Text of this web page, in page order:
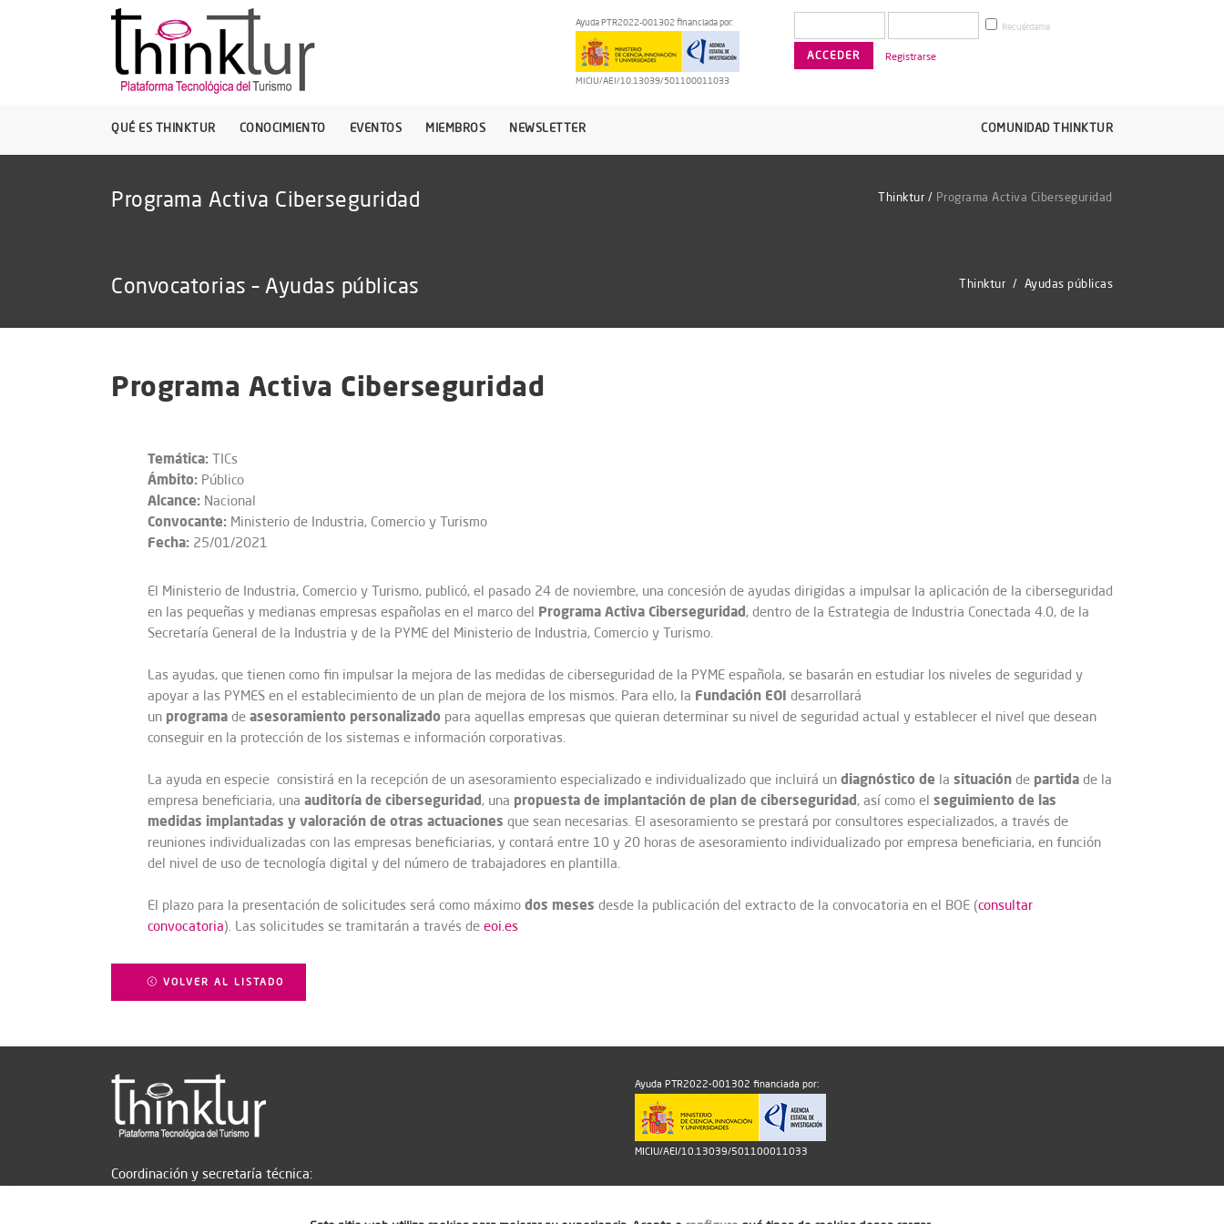
Ayuda PTR2022-001302 financiada por:
MICIU/AEI/10.13039/501100011033
Recuérdame
Registrarse
QUÉ ES THINKTUR CONOCIMIENTO EVENTOS MIEMBROS NEWSLETTER COMUNIDAD THINKTUR
Programa Activa Ciberseguridad Thinktur / Programa Activa Ciberseguridad
Convocatorias – Ayudas públicas Thinktur / Ayudas públicas
Programa Activa Ciberseguridad
Temática: TICs
Ámbito: Público
Alcance: Nacional
Convocante: Ministerio de Industria, Comercio y Turismo
Fecha: 25/01/2021
El Ministerio de Industria, Comercio y Turismo, publicó, el pasado 24 de noviembre, una concesión de ayudas dirigidas a impulsar la aplicación de la ciberseguridad
en las pequeñas y medianas empresas españolas en el marco del Programa Activa Ciberseguridad, dentro de la Estrategia de Industria Conectada 4.0, de la
Secretaría General de la Industria y de la PYME del Ministerio de Industria, Comercio y Turismo.
Las ayudas, que tienen como fin impulsar la mejora de las medidas de ciberseguridad de la PYME española, se basarán en estudiar los niveles de seguridad y
apoyar a las PYMES en el establecimiento de un plan de mejora de los mismos. Para ello, la Fundación EOI desarrollará
un programa de asesoramiento personalizado para aquellas empresas que quieran determinar su nivel de seguridad actual y establecer el nivel que desean
conseguir en la protección de los sistemas e información corporativas.
La ayuda en especie consistirá en la recepción de un asesoramiento especializado e individualizado que incluirá un diagnóstico de la situación de partida de la
empresa beneficiaria, una auditoría de ciberseguridad, una propuesta de implantación de plan de ciberseguridad, así como el seguimiento de las
medidas implantadas y valoración de otras actuaciones que sean necesarias. El asesoramiento se prestará por consultores especializados, a través de
reuniones individualizadas con las empresas beneficiarias, y contará entre 10 y 20 horas de asesoramiento individualizado por empresa beneficiaria, en función
del nivel de uso de tecnología digital y del número de trabajadores en plantilla.
El plazo para la presentación de solicitudes será como máximo dos meses desde la publicación del extracto de la convocatoria en el BOE (consultar
convocatoria). Las solicitudes se tramitarán a través de eoi.es
VOLVER AL LISTADO
Coordinación y secretaría técnica:
Ayuda PTR2022-001302 financiada por:
MICIU/AEI/10.13039/501100011033